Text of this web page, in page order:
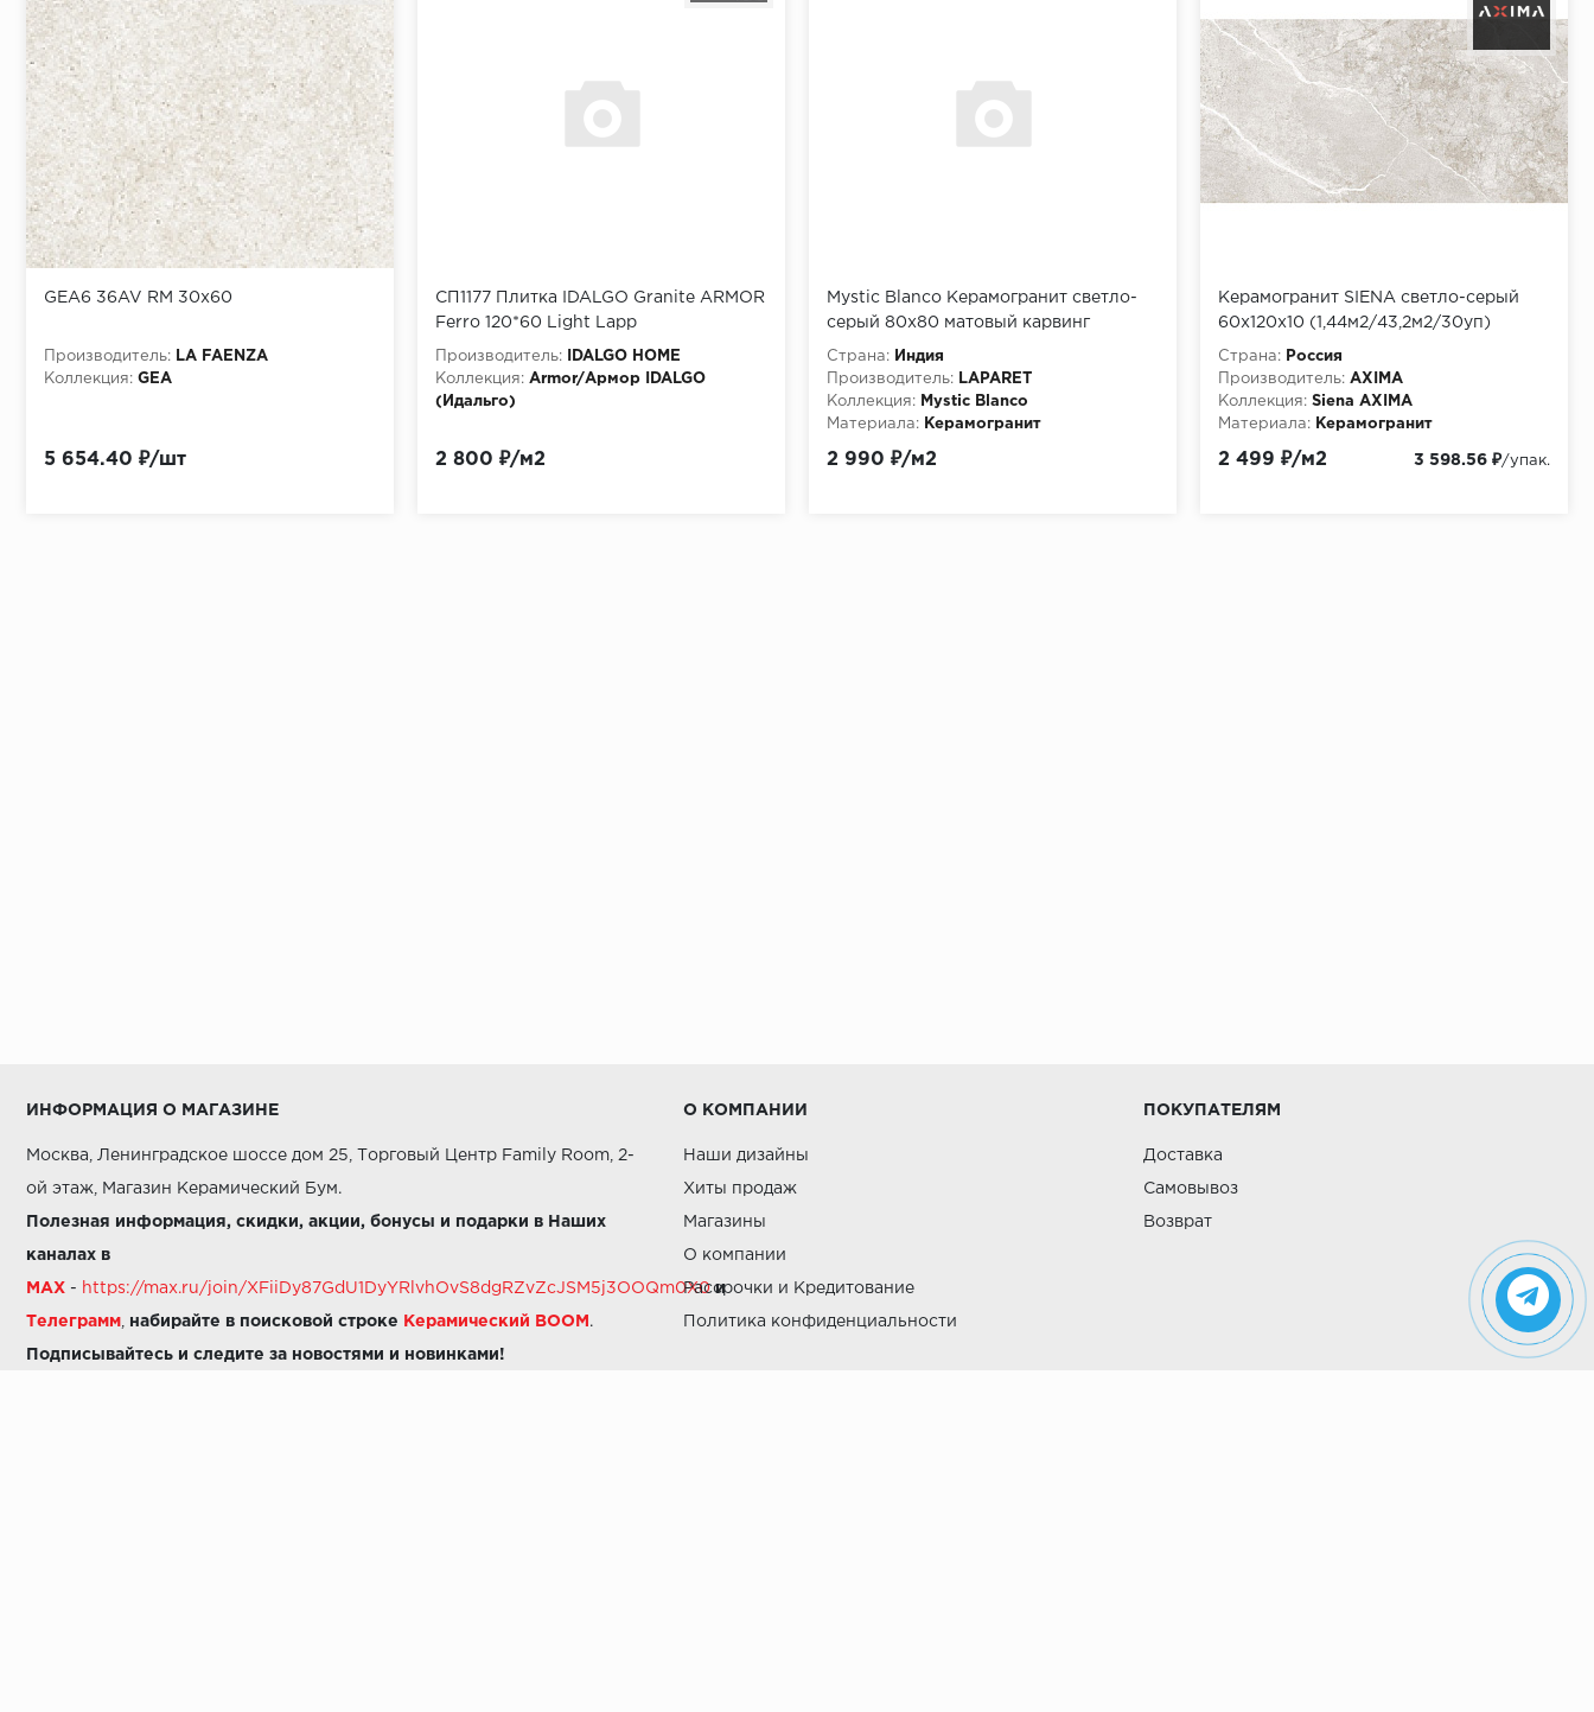
Срок предоставления кредита от 3 до 36 месяцев Срок предоставления рассрочки от 3 до 10 месяцев
Достаточно только паспорта
GEA6 36AV RM 30x60
Производитель:
LA FAENZA
Коллекция: GEA
5 654.40 ₽/шт
СП1177 Плитка IDALGO Granite ARMOR
Ferro 120*60 Light Lapp
(K50_0)_ID9097b126LLR
Производитель:
IDALGO HOME
Коллекция: Armor/Армор IDALGO
(Идальго)
2 800 ₽/м2
Mystic Blanco Керамогранит светло-
серый 80х80 матовый карвинг
Страна:
Индия
Производитель:
LAPARET
Коллекция:
Mystic Blanco
Материала:
Керамогранит
2 990 ₽/м2
Керамогранит SIENA светло-серый
60х120х10 (1,44м2/43,2м2/30уп)
Страна:
Россия
Производитель: AXIMA
Коллекция: Siena AXIMA
Материала:
Керамогранит
2 499 ₽/м2 3 598.56 ₽/упак.
ИНФОРМАЦИЯ О МАГАЗИНЕ
Москва, Ленинградское шоссе дом 25, Торговый Центр Family Room, 2-
ой этаж, Магазин Керамический Бум.
Полезная информация, скидки, акции, бонусы и подарки в Наших
каналах в
MAX - https://max.ru/join/XFiiDy87GdU1DyYRlvhOvS8dgRZvZcJSM5j3OOQm0X0 и
Телеграмм набирайте в поисковой строке Керамический BOOM .
Подписывайтесь и следите за новостями и новинками!
О КОМПАНИИ
Наши дизайны
Хиты продаж
Магазины
О компании
Рассрочки и Кредитование
Политика конфиденциальности
ПОКУПАТЕЛЯМ
Доставка
Самовывоз
Возврат